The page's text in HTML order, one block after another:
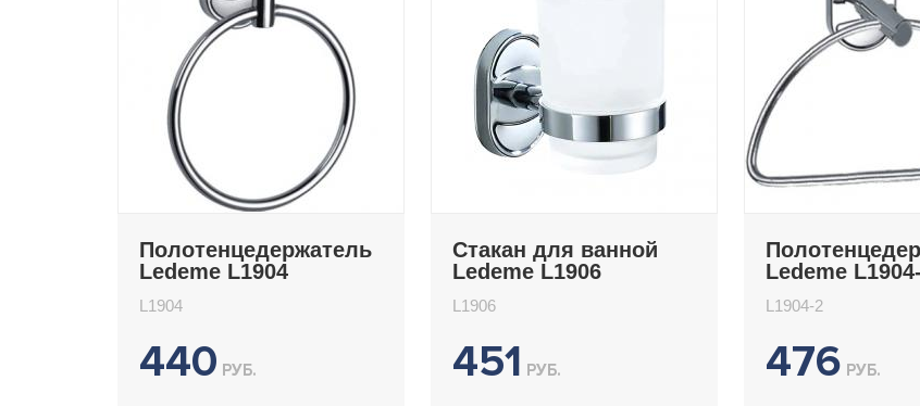
Полотенцедержатель
Ledeme L1904
L1904
440 РУБ.
Стакан для ванной
Ledeme L1906
L1906
451 РУБ.
Ledeme
L1904-2
476 РУБ.